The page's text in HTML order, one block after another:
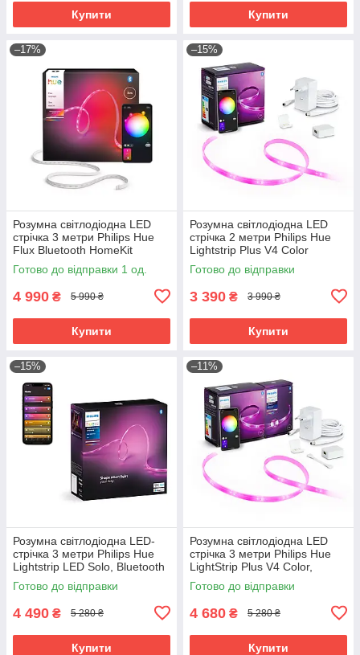
Купити Купити
–17%
Розумна світлодіодна LED
стрічка 3 метри Philips Hue
Flux Bluetooth HomeKit
Готово до відправки 1 од.
4 990 ₴ 5 990 ₴
Купити
–15%
Розумна світлодіодна LED
стрічка 2 метри Philips Hue
Lightstrip Plus V4 Color
ZigBee, Bluetooth, HomeKit
Готово до відправки
3 390 ₴ 3 990 ₴
Купити
–15%
Розумна світлодіодна LED-
стрічка 3 метри Philips Hue
Lightstrip LED Solo, Bluetooth
HomeKit RGBWW
Готово до відправки
4 490 ₴ 5 280 ₴
Купити
–11%
Розумна світлодіодна LED
стрічка 3 метри Philips Hue
LightStrip Plus V4 Color,
Bluetooth, Apple HomeKit (2+1
метр)
Готово до відправки
4 680 ₴ 5 280 ₴
Купити